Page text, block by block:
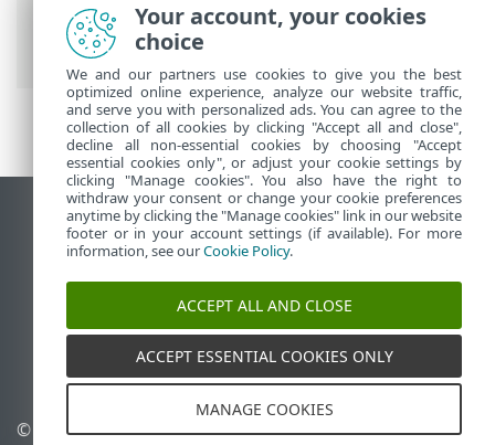
端工作> SysInspector 防護記錄要求 (僅限
Windows)
檢視桌面網站
End of Life
ESET 知識庫
ESET Status Portal
© 1992 - 2026 ESET, spol. s
管理 Cookie
Your account, your cookies
choice
We and our partners use cookies to give you the best
optimized online experience, analyze our website traffic,
and serve you with personalized ads. You can agree to the
collection of all cookies by clicking "Accept all and close",
decline all non-essential cookies by choosing "Accept
essential cookies only", or adjust your cookie settings by
clicking "Manage cookies". You also have the right to
withdraw your consent or change your cookie preferences
anytime by clicking the "Manage cookies" link in our website
footer or in your account settings (if available). For more
information, see ourCookie Policy.
ACCEPT ALL AND CLOSE
ACCEPT ESSENTIAL COOKIES ONLY
MANAGE COOKIES